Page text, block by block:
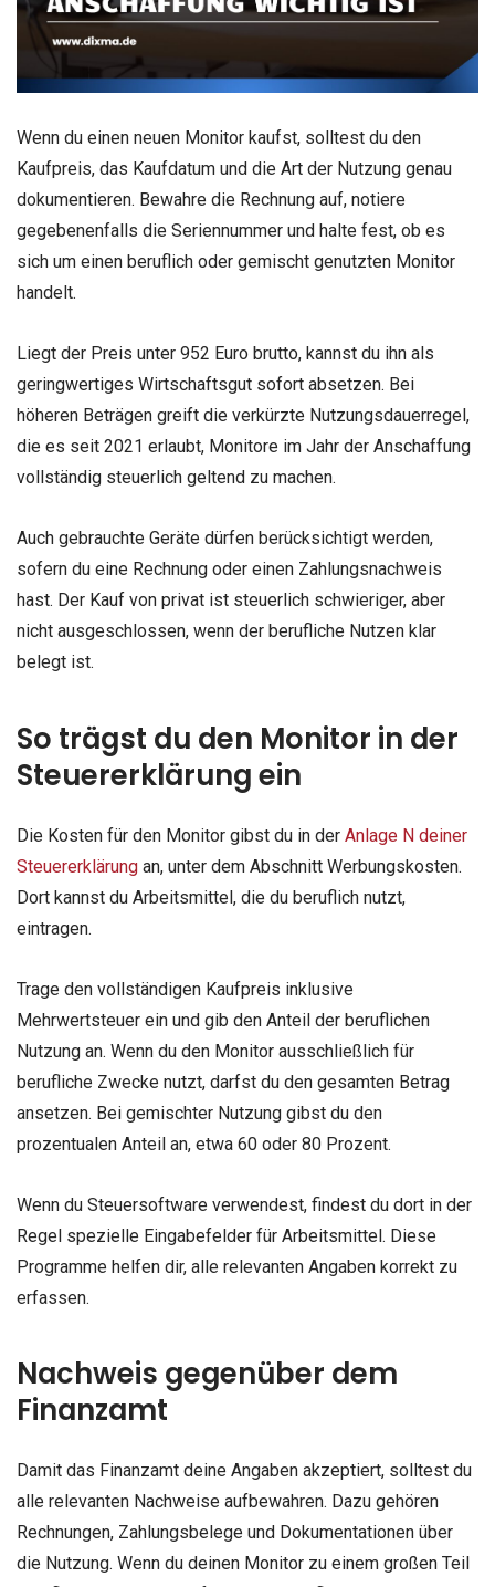
Wenn du einen neuen Monitor kaufst, solltest du den
Kaufpreis, das Kaufdatum und die Art der Nutzung genau
dokumentieren. Bewahre die Rechnung auf, notiere
gegebenenfalls die Seriennummer und halte fest, ob es
sich um einen beruflich oder gemischt genutzten Monitor
handelt.
Liegt der Preis unter 952 Euro brutto, kannst du ihn als
geringwertiges Wirtschaftsgut sofort absetzen. Bei
höheren Beträgen greift die verkürzte Nutzungsdauerregel,
die es seit 2021 erlaubt, Monitore im Jahr der Anschaffung
vollständig steuerlich geltend zu machen.
Auch gebrauchte Geräte dürfen berücksichtigt werden,
sofern du eine Rechnung oder einen Zahlungsnachweis
hast. Der Kauf von privat ist steuerlich schwieriger, aber
nicht ausgeschlossen, wenn der berufliche Nutzen klar
belegt ist.
So trägst du den Monitor in der
Steuererklärung ein
Die Kosten für den Monitor gibst du in der Anlage N deiner
Steuererklärung an, unter dem Abschnitt Werbungskosten.
Dort kannst du Arbeitsmittel, die du beruflich nutzt,
eintragen.
Trage den vollständigen Kaufpreis inklusive
Mehrwertsteuer ein und gib den Anteil der beruflichen
Nutzung an. Wenn du den Monitor ausschließlich für
berufliche Zwecke nutzt, darfst du den gesamten Betrag
ansetzen. Bei gemischter Nutzung gibst du den
prozentualen Anteil an, etwa 60 oder 80 Prozent.
Wenn du Steuersoftware verwendest, findest du dort in der
Regel spezielle Eingabefelder für Arbeitsmittel. Diese
Programme helfen dir, alle relevanten Angaben korrekt zu
erfassen.
Nachweis gegenüber dem
Finanzamt
Damit das Finanzamt deine Angaben akzeptiert, solltest du
alle relevanten Nachweise aufbewahren. Dazu gehören
Rechnungen, Zahlungsbelege und Dokumentationen über
die Nutzung. Wenn du deinen Monitor zu einem großen Teil